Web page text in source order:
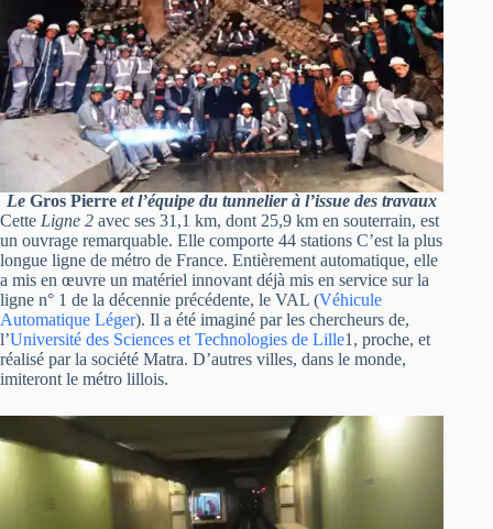
LeGros Pierreet l’équipe du tunnelier à l’issue des travaux
Cette Ligne 2 avec ses 31,1 km, dont 25,9 km en souterrain, est
un ouvrage remarquable. Elle comporte 44 stations C’est la plus
longue ligne de métro de France. Entièrement automatique, elle
a mis en œuvre un matériel innovant déjà mis en service sur la
ligne n° 1 de la décennie précédente, le VAL (Véhicule
Automatique Léger). Il a été imaginé par les chercheurs de,
l’Université des Sciences et Technologies de Lille1, proche, et
réalisé par la société Matra. D’autres villes, dans le monde,
imiteront le métro lillois.